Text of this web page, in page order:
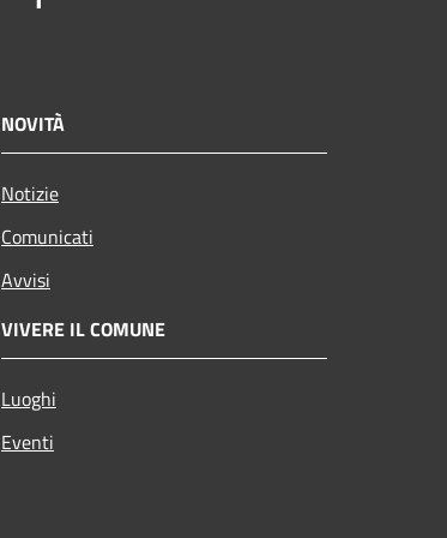
NOVITÀ
Notizie
Comunicati
Avvisi
VIVERE IL COMUNE
Luoghi
Eventi